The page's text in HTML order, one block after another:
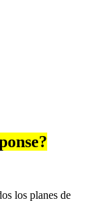
los planes de